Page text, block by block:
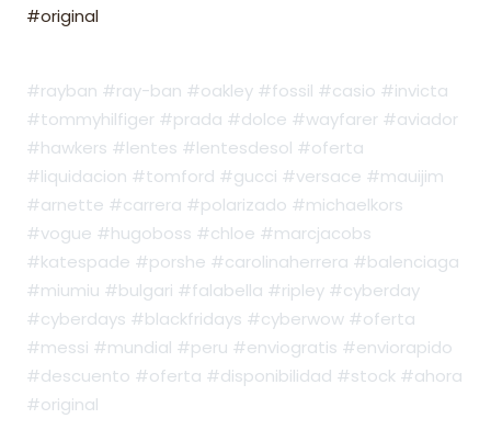
#original
#rayban #ray-ban #oakley #fossil #casio #invicta
#tommyhilfiger #prada #dolce #wayfarer #aviador
#hawkers #lentes #lentesdesol #oferta
#liquidacion #tomford #gucci #versace #mauijim
#arnette #carrera #polarizado #michaelkors
#vogue #hugoboss #chloe #marcjacobs
#katespade #porshe #carolinaherrera #balenciaga
#miumiu #bulgari #falabella #ripley #cyberday
#cyberdays #blackfridays #cyberwow #oferta
#messi #mundial #peru #enviogratis #enviorapido
#descuento #oferta #disponibilidad #stock #ahora
#original